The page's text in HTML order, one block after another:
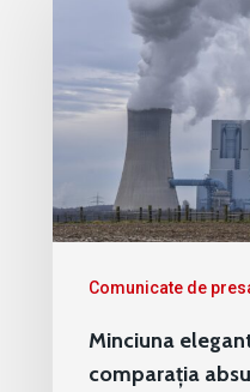
Comunicate de
Minciuna
comparația